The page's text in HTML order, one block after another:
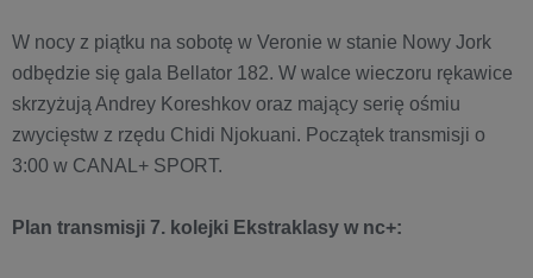
W nocy z piątku na sobotę w Veronie w stanie Nowy Jork
odbędzie się gala Bellator 182. W walce wieczoru rękawice
skrzyżują Andrey Koreshkov oraz mający serię ośmiu
zwycięstw z rzędu Chidi Njokuani. Początek transmisji o
3:00 w CANAL+ SPORT.
Plan transmisji 7. kolejki Ekstraklasy w nc+: